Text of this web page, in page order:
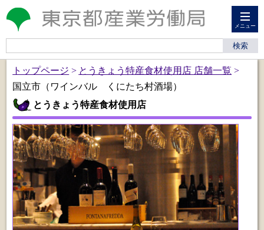
メニュー
トップページ
とうきょう特産食材使用店 店舗一覧
国立市（ワインバル くにたち村酒場）
とうきょう特産食材使用店